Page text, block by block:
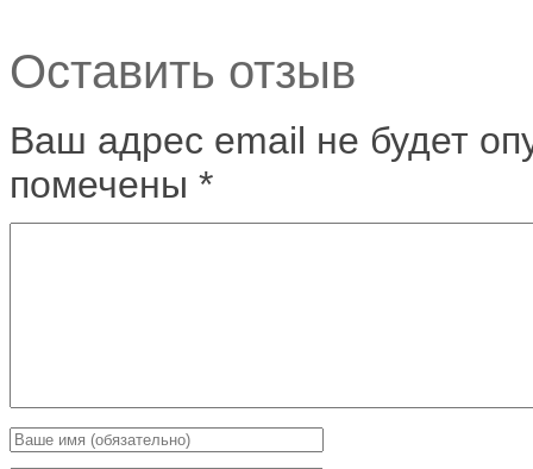
Оставить отзыв
Ваш адрес email не будет
помечены *